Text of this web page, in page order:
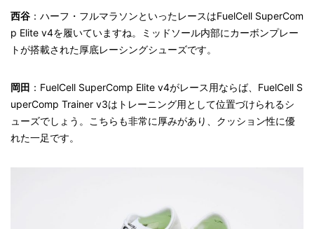
西谷 ：ハーフ・フルマラソンといったレースはFuelCell SuperCom
p Elite v4を履いていますね。ミッドソール内部にカーボンプレー
トが搭載された厚底レーシングシューズです。
岡田 ：FuelCell SuperComp Elite v4がレース用ならば、FuelCell S
uperComp Trainer v3はトレーニング用として位置づけられるシ
ューズでしょう。こちらも非常に厚みがあり、クッション性に優
れた一足です。